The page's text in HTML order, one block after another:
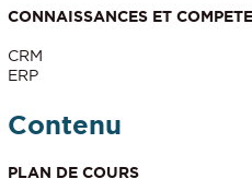
CONNAISSANCES ET
CRM
ERP
Contenu
PLAN DE COURS